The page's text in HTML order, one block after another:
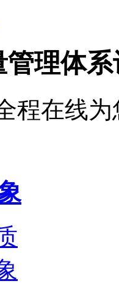
理体系
程在线